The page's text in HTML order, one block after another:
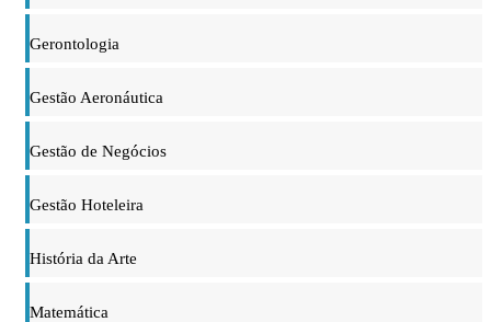
Gerontologia
Gestão Aeronáutica
Gestão de Negócios
Gestão Hoteleira
História da Arte
Matemática